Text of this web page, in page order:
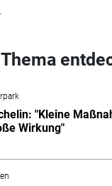
"Kleine
Wirkung"